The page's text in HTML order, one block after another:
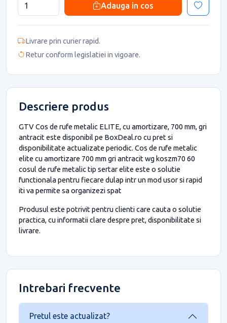
Adauga in cos
Livrare prin curier rapid.
Retur conform legislatiei in vigoare.
Descriere produs
GTV Cos de rufe metalic ELITE, cu amortizare, 700 mm, gri
antracit este disponibil pe BoxDeal.ro cu pret si
disponibilitate actualizate periodic. Cos de rufe metalic
elite cu amortizare 700 mm gri antracit wg koszm70 60
cosul de rufe metalic tip sertar elite este o solutie
functionala pentru fiecare dulap intr un mod usor si rapid
iti va permite sa organizezi spat
Produsul este potrivit pentru clienti care cauta o solutie
practica, cu informatii clare despre pret, disponibilitate si
livrare.
Intrebari frecvente
Pretul este actualizat?